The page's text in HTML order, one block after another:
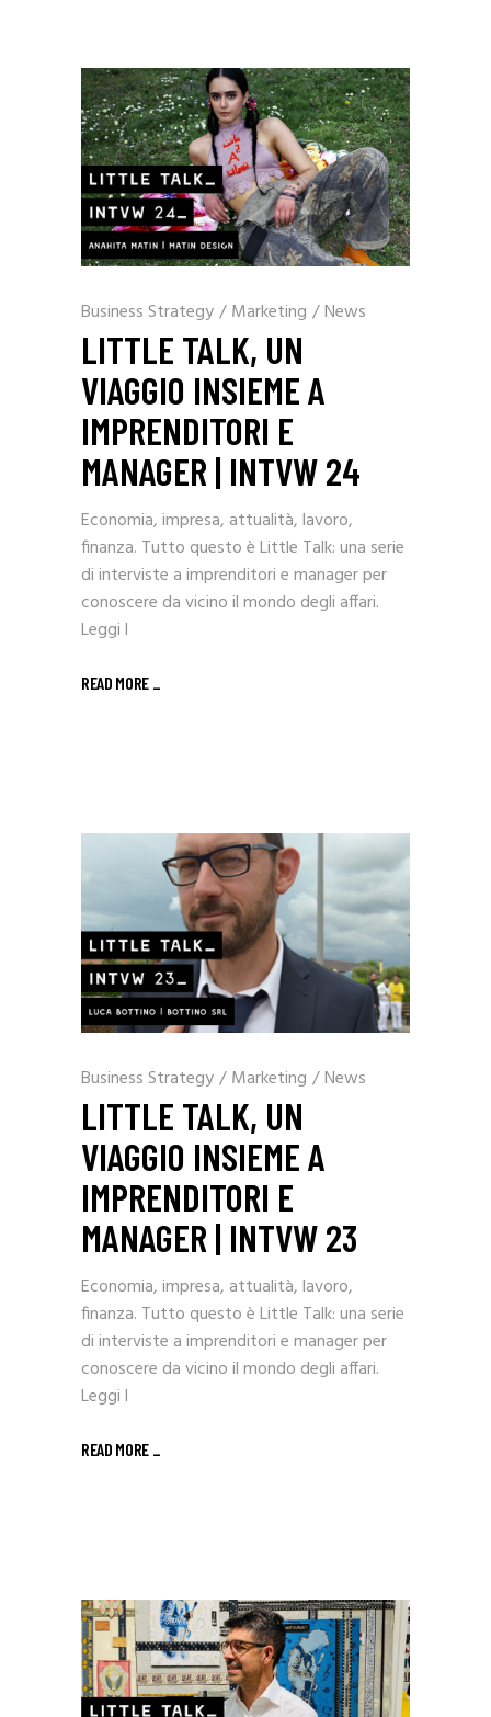
Business Strategy/ Marketing /News
LITTLE TALK, UN
VIAGGIO INSIEME A
IMPRENDITORI E
MANAGER | INTVW 24
Economia, impresa, attualità, lavoro,
finanza. Tutto questo è Little Talk: una serie
di interviste a imprenditori e manager per
conoscere da vicino il mondo degli affari.
Leggi l
READ MORE _
Business Strategy/ Marketing /News
LITTLE TALK, UN
VIAGGIO INSIEME A
IMPRENDITORI E
MANAGER | INTVW 23
Economia, impresa, attualità, lavoro,
finanza. Tutto questo è Little Talk: una serie
di interviste a imprenditori e manager per
conoscere da vicino il mondo degli affari.
Leggi l
READ MORE _